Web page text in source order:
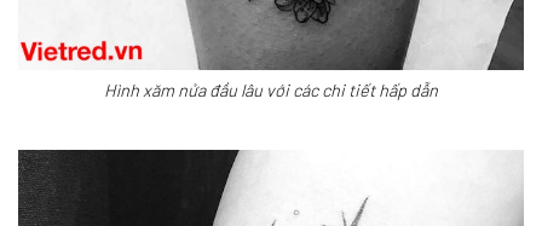
Hình xăm nửa đầu lâu với các chi tiết hấp dẫn